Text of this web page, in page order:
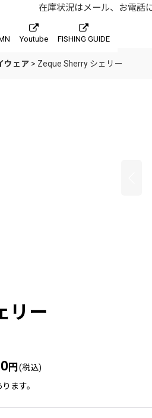
在庫状況はメール、お電話
Youtube FISHING GUIDE
ウェア > Zeque Sherry シェリー
リー
円 (税込)
ます。